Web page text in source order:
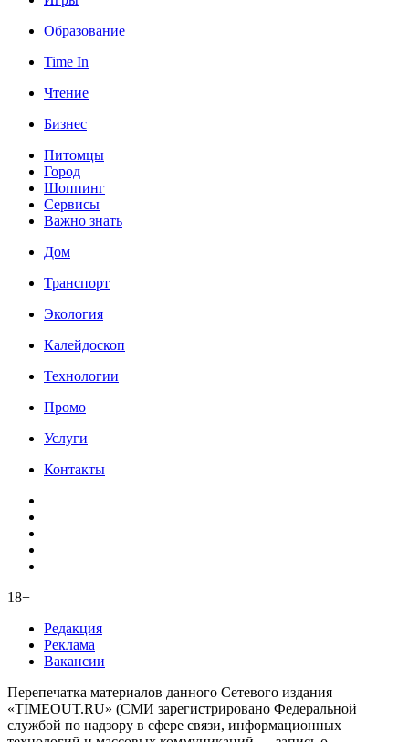
Образование
Time In
Чтение
Бизнес
Питомцы
Город
Шоппинг
Сервисы
Важно знать
Дом
Транспорт
Экология
Калейдоскоп
Технологии
Промо
Услуги
Контакты
18+
Редакция
Реклама
Вакансии
Перепечатка материалов данного Сетевого издания
«TIMEOUT.RU» (СМИ зарегистрировано Федеральной
службой по надзору в сфере связи, информационных